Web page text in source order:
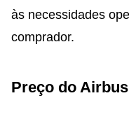
às necessidades
comprador.
Preço do